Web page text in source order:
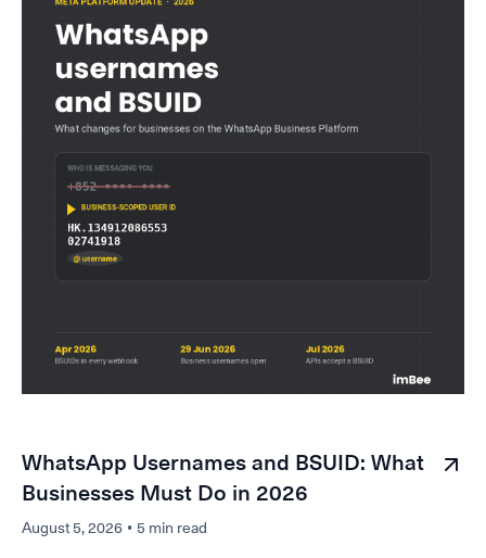
WhatsApp Usernames and BSUID: What
Businesses Must Do in 2026
August 5, 2026 • 5 min read